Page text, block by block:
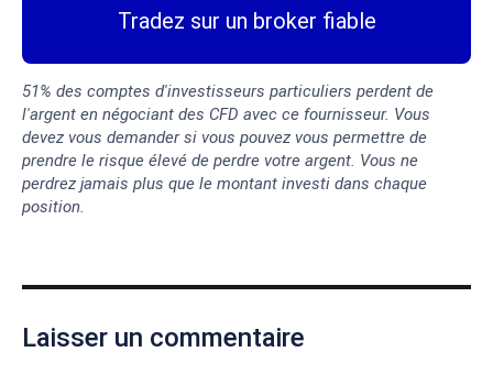
Tradez sur un broker fiable
51% des comptes d'investisseurs particuliers perdent de
l'argent en négociant des CFD avec ce fournisseur. Vous
devez vous demander si vous pouvez vous permettre de
prendre le risque élevé de perdre votre argent. Vous ne
perdrez jamais plus que le montant investi dans chaque
position.
Laisser un commentaire